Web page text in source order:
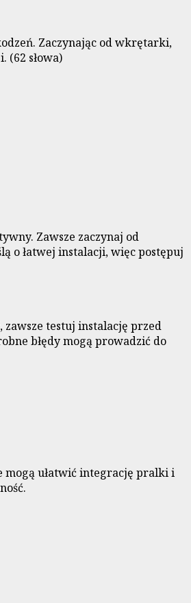
Zaczynając od wkrętarki,
słowa)
Zawsze zaczynaj od
o łatwej instalacji, więc postępuj
zawsze testuj instalację przed
błędy mogą prowadzić do
mogą ułatwić integrację pralki i